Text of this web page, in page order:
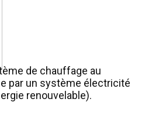
de chauffage au
par un système électricité
renouvelable).